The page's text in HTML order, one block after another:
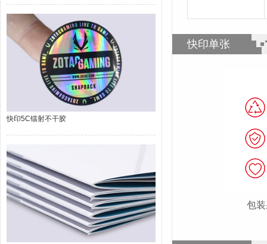
快印5C镭射不干胶
快印单张
包